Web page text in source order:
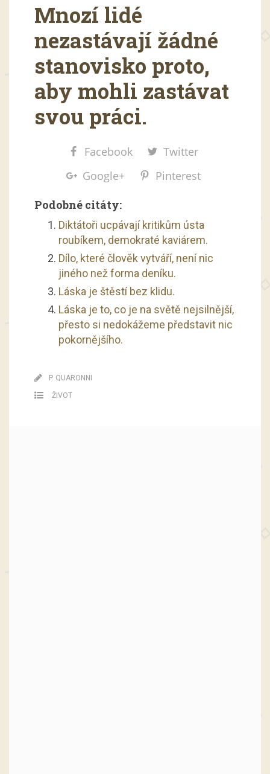
Mnozí lidé
nezastávají žádné
stanovisko proto,
aby mohli zastávat
svou práci.
Facebook
Twitter
Google+
Pinterest
Podobné citáty:
Diktátoři ucpávají kritikům ústa
roubíkem, demokraté kaviárem.
Dílo, které člověk vytváří, není nic
jiného než forma deníku.
Láska je štěstí bez klidu.
Láska je to, co je na světě nejsilnější,
přesto si nedokážeme představit nic
pokornějšího.
P. QUARONNI
ŽIVOT